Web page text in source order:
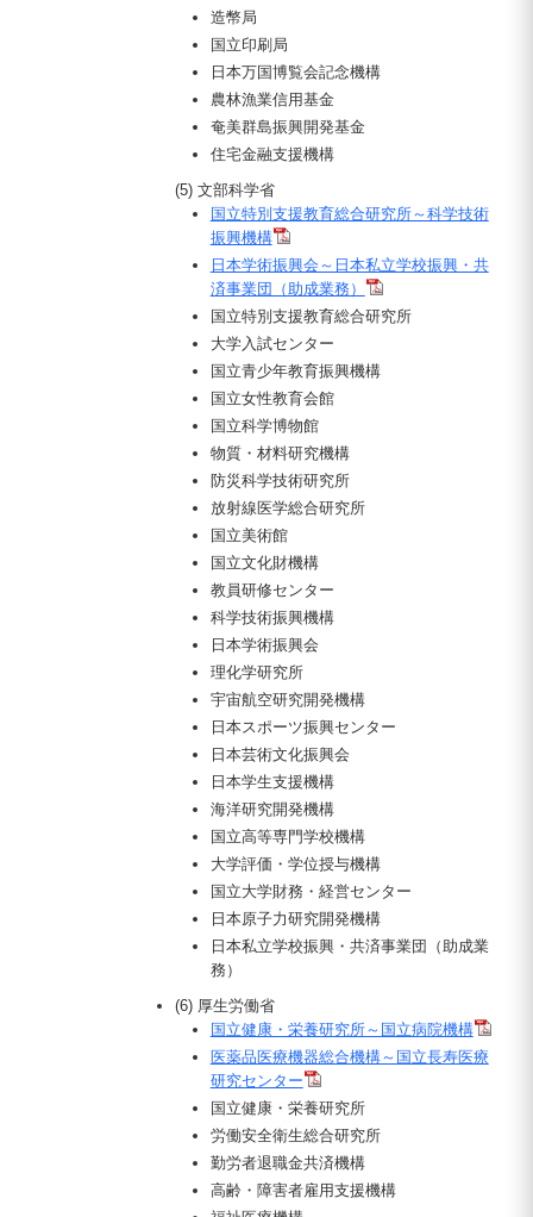
造幣局
国立印刷局
日本万国博覧会記念機構
農林漁業信用基金
奄美群島振興開発基金
住宅金融支援機構
(5) 文部科学省
国立特別支援教育総合研究所～科学技術
振興機構
日本学術振興会～日本私立学校振興・共
済事業団（助成業務）
国立特別支援教育総合研究所
大学入試センター
国立青少年教育振興機構
国立女性教育会館
国立科学博物館
物質・材料研究機構
防災科学技術研究所
放射線医学総合研究所
国立美術館
国立文化財機構
教員研修センター
科学技術振興機構
日本学術振興会
理化学研究所
宇宙航空研究開発機構
日本スポーツ振興センター
日本芸術文化振興会
日本学生支援機構
海洋研究開発機構
国立高等専門学校機構
大学評価・学位授与機構
国立大学財務・経営センター
日本原子力研究開発機構
日本私立学校振興・共済事業団（助成業
務）
(6) 厚生労働省
国立健康・栄養研究所～国立病院機構
医薬品医療機器総合機構～国立長寿医療
研究センター
国立健康・栄養研究所
労働安全衛生総合研究所
勤労者退職金共済機構
高齢・障害者雇用支援機構